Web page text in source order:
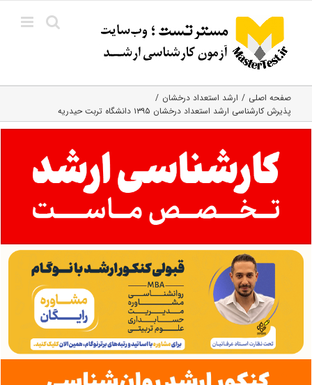
content
صفحه اصلی
ارشد استعداد درخشان
پذیرش کارشناسی ارشد استعداد درخشان ۱۳۹۵ دانشگاه تربت حیدریه